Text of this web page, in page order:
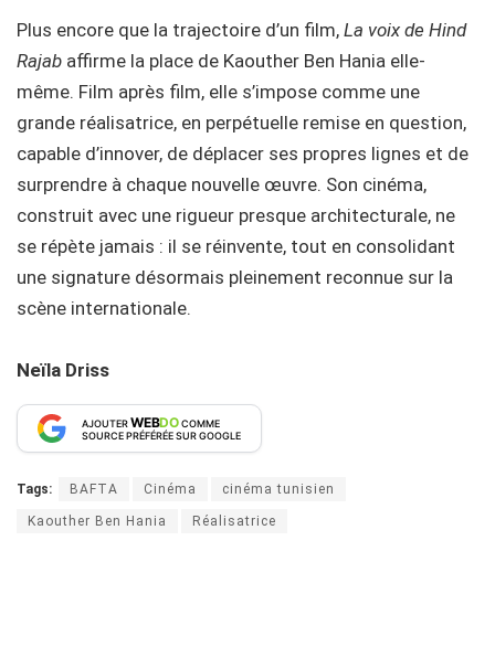
Plus encore que la trajectoire d’un film, La voix de Hind
Rajab affirme la place de Kaouther Ben Hania elle-
même. Film après film, elle s’impose comme une
grande réalisatrice, en perpétuelle remise en question,
capable d’innover, de déplacer ses propres lignes et de
surprendre à chaque nouvelle œuvre. Son cinéma,
construit avec une rigueur presque architecturale, ne
se répète jamais : il se réinvente, tout en consolidant
une signature désormais pleinement reconnue sur la
scène internationale.
Neïla Driss
AJOUTERWEBDOCOMME
SOURCE PRÉFÉRÉE SUR GOOGLE
Tags: BAFTA Cinéma cinéma tunisien
Kaouther Ben Hania Réalisatrice